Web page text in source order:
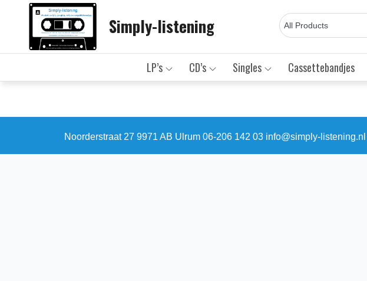
Simply-listening
LP’s CD’s Singles Cassettebandjes
Noorderstraat 27 9971 AB Ulrum 06-206 142 03 info@simply-